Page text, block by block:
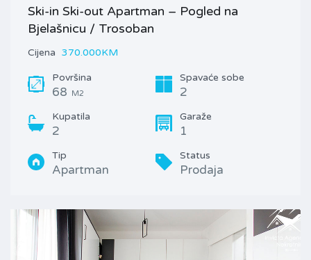
Ski-in Ski-out Apartman – Pogled na
Bjelašnicu / Trosoban
Cijena 370.000KM
Površina
68 M2
Spavaće sobe
2
Kupatila
2
Garaže
1
Tip
Apartman
Status
Prodaja